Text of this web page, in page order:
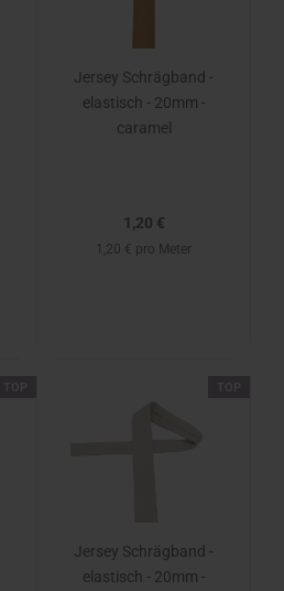
Jersey Schrägband -
elastisch - 20mm -
caramel
1,20 €
1,20 € pro Meter
Jersey Schrägband -
elastisch - 20mm -